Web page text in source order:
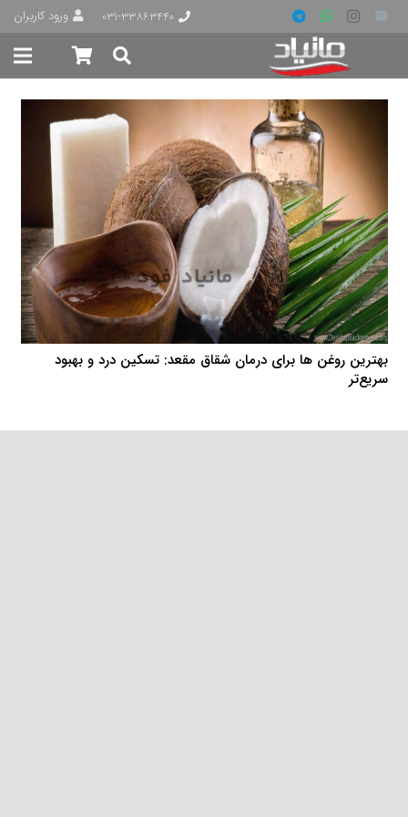
۰۳۱-۳۳۸۶۳۴۴۰ ورود کاربران
بهترین روغن ها برای درمان شقاق مقعد: تسکین درد و بهبود
سریع‌تر